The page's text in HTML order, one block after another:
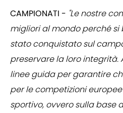
CAMPIONATI - "Le nostre
migliori al mondo perché si
stato conquistato sul
preservare la loro integrità.
linee guida per garantire
per le competizioni
sportivo, ovvero sulla base